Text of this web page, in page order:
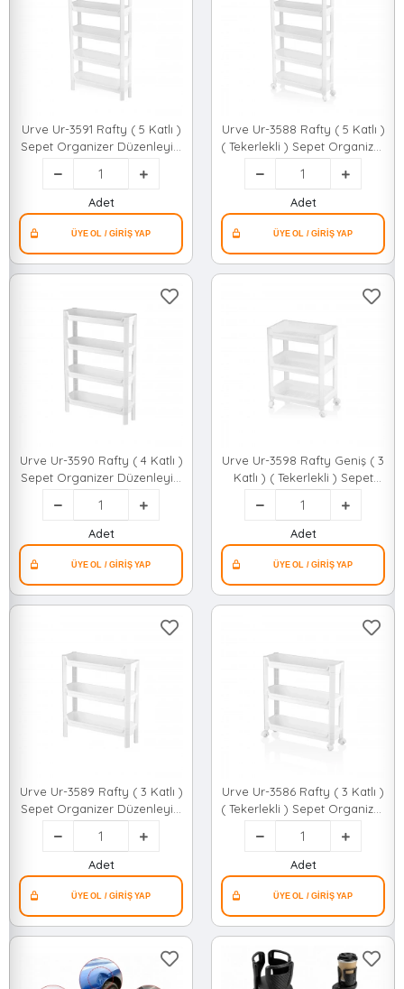
Urve Ur-3591 Rafty ( 5 Katlı )
Sepet Organizer Düzenleyici
( Raf Ünitesi ) (
465x145x870mm )*8
Adet
Urve Ur-3588 Rafty ( 5 Katlı )
( Tekerlekli ) Sepet Organizer
Düzenleyici ( Raf Ünitesi ) (
465x145x850mm )*8
Adet
Urve Ur-3590 Rafty ( 4 Katlı )
Sepet Organizer Düzenleyici
( Raf Ünitesi ) (
465x145x690mm )*10
Adet
Urve Ur-3598 Rafty Geniş ( 3
Katlı ) ( Tekerlekli ) Sepet
Organizer Düzenleyici ( Raf
Ünitesi ) ( 352x220x480mm
)*12
Adet
Urve Ur-3589 Rafty ( 3 Katlı )
Sepet Organizer Düzenleyici
( Raf Ünitesi ) (
465x145x500mm )*12
Adet
Urve Ur-3586 Rafty ( 3 Katlı )
( Tekerlekli ) Sepet Organizer
Düzenleyici ( Raf Ünitesi ) (
465x145x480mm )*12
Adet